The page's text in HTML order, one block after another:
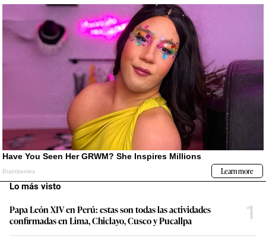
Lo más visto
Papa León XIV en Perú: estas son todas las actividades
confirmadas en Lima, Chiclayo, Cusco y Pucallpa
1